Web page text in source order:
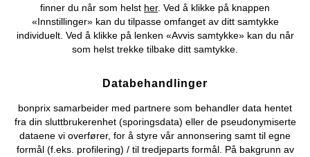
©2026 bonprix.
finner du når som helst her. Ved å klikke på knappen
«Innstillinger» kan du tilpasse omfanget av ditt samtykke
individuelt. Ved å klikke på lenken «Avvis samtykke» kan du når
som helst trekke tilbake ditt samtykke.
Databehandlinger
bonprix samarbeider med partnere som behandler data hentet
fra din sluttbrukerenhet (sporingsdata) eller de pseudonymiserte
dataene vi overfører, for å styre vår annonsering samt til egne
formål (f.eks. profilering) / til tredjeparts formål. På bakgrunn av